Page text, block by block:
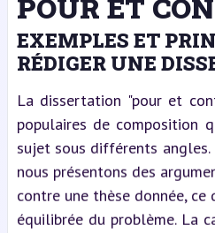
EXEMPLES ET
RÉDIGER UNE
La dissertation "pour et
populaires de composition
sujet sous différents
nous présentons des
contre une thèse donnée,
équilibrée du problème. La